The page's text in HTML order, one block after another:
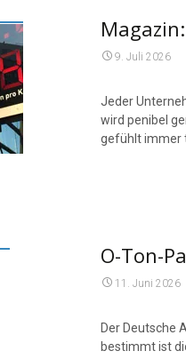
9. Juli 2026
Jeder
wird penibel
gefühlt immer
O-Ton-
11. Juni 2026
Der Deutsche
bestimmt ist